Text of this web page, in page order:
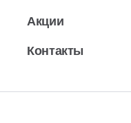
Акции
Контакты